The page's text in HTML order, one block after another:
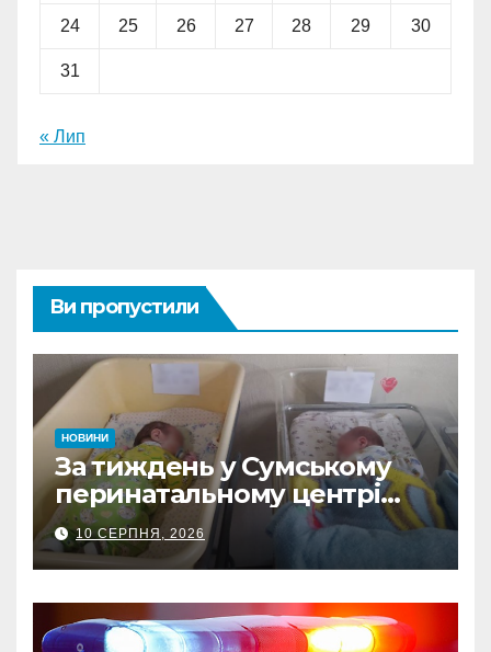
24 25 26 27 28 29 30
31
« Лип
Ви пропустили
НОВИНИ
За тиждень у Сумському
перинатальному центрі
Пресвятої Діви Марії
народилося 15 дітей
10 СЕРПНЯ, 2026